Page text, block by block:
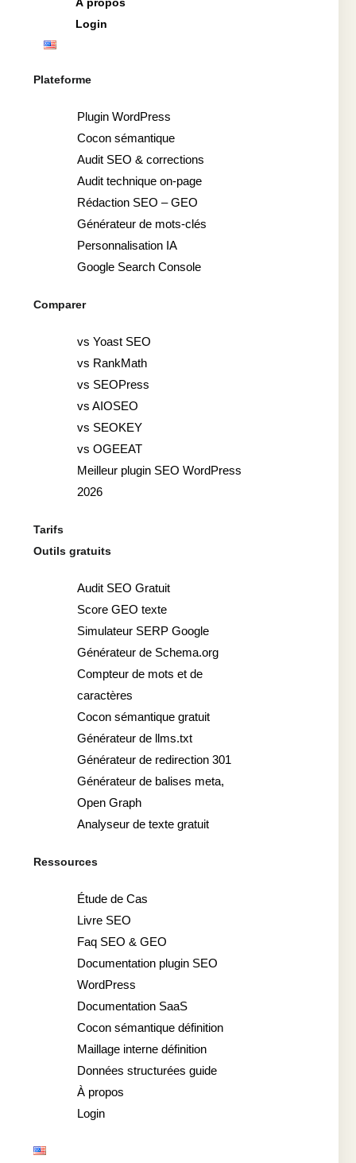
Login
Plateforme
Plugin WordPress
Cocon sémantique
Audit SEO & corrections
Audit technique on-page
Rédaction SEO – GEO
Générateur de mots-clés
Personnalisation IA
Google Search Console
Comparer
vs Yoast SEO
vs RankMath
vs SEOPress
vs AIOSEO
vs SEOKEY
vs OGEEAT
Meilleur plugin SEO WordPress
2026
Tarifs
Outils gratuits
Audit SEO Gratuit
Score GEO texte
Simulateur SERP Google
Générateur de Schema.org
Compteur de mots et de
caractères
Cocon sémantique gratuit
Générateur de llms.txt
Générateur de redirection 301
Générateur de balises meta,
Open Graph
Analyseur de texte gratuit
Ressources
Étude de Cas
Livre SEO
Faq SEO & GEO
Documentation plugin SEO
WordPress
Documentation SaaS
Cocon sémantique définition
Maillage interne définition
Données structurées guide
À propos
Login